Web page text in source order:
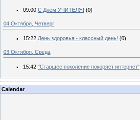
09:00 С Днём УЧИТЕЛЯ! (0)
04 Октября, Четверг
15:22 День здоровья - классный день! (0)
03 Октября, Среда
15:42 "Старшее поколение покоряет интернет"
Calendar